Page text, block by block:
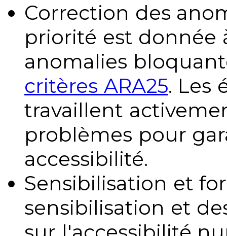
Correction des
priorité est donnée
anomalies
critères ARA25. Les
travaillent
problèmes pour
accessibilité.
Sensibilisation et
sensibilisation et